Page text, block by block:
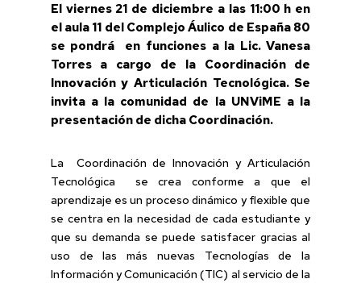
El viernes 21 de diciembre a las 11:00 h en
el aula 11 del Complejo Áulico de España 80
se pondrá en funciones a la Lic. Vanesa
Torres a cargo de la Coordinación de
Innovación y Articulación Tecnológica. Se
invita a la comunidad de la UNViME a la
presentación de dicha Coordinación.
La Coordinación de Innovación y Articulación
Tecnológica se crea conforme a que el
aprendizaje es un proceso dinámico y flexible que
se centra en la necesidad de cada estudiante y
que su demanda se puede satisfacer gracias al
uso de las más nuevas Tecnologías de la
Información y Comunicación (TIC) al servicio de la